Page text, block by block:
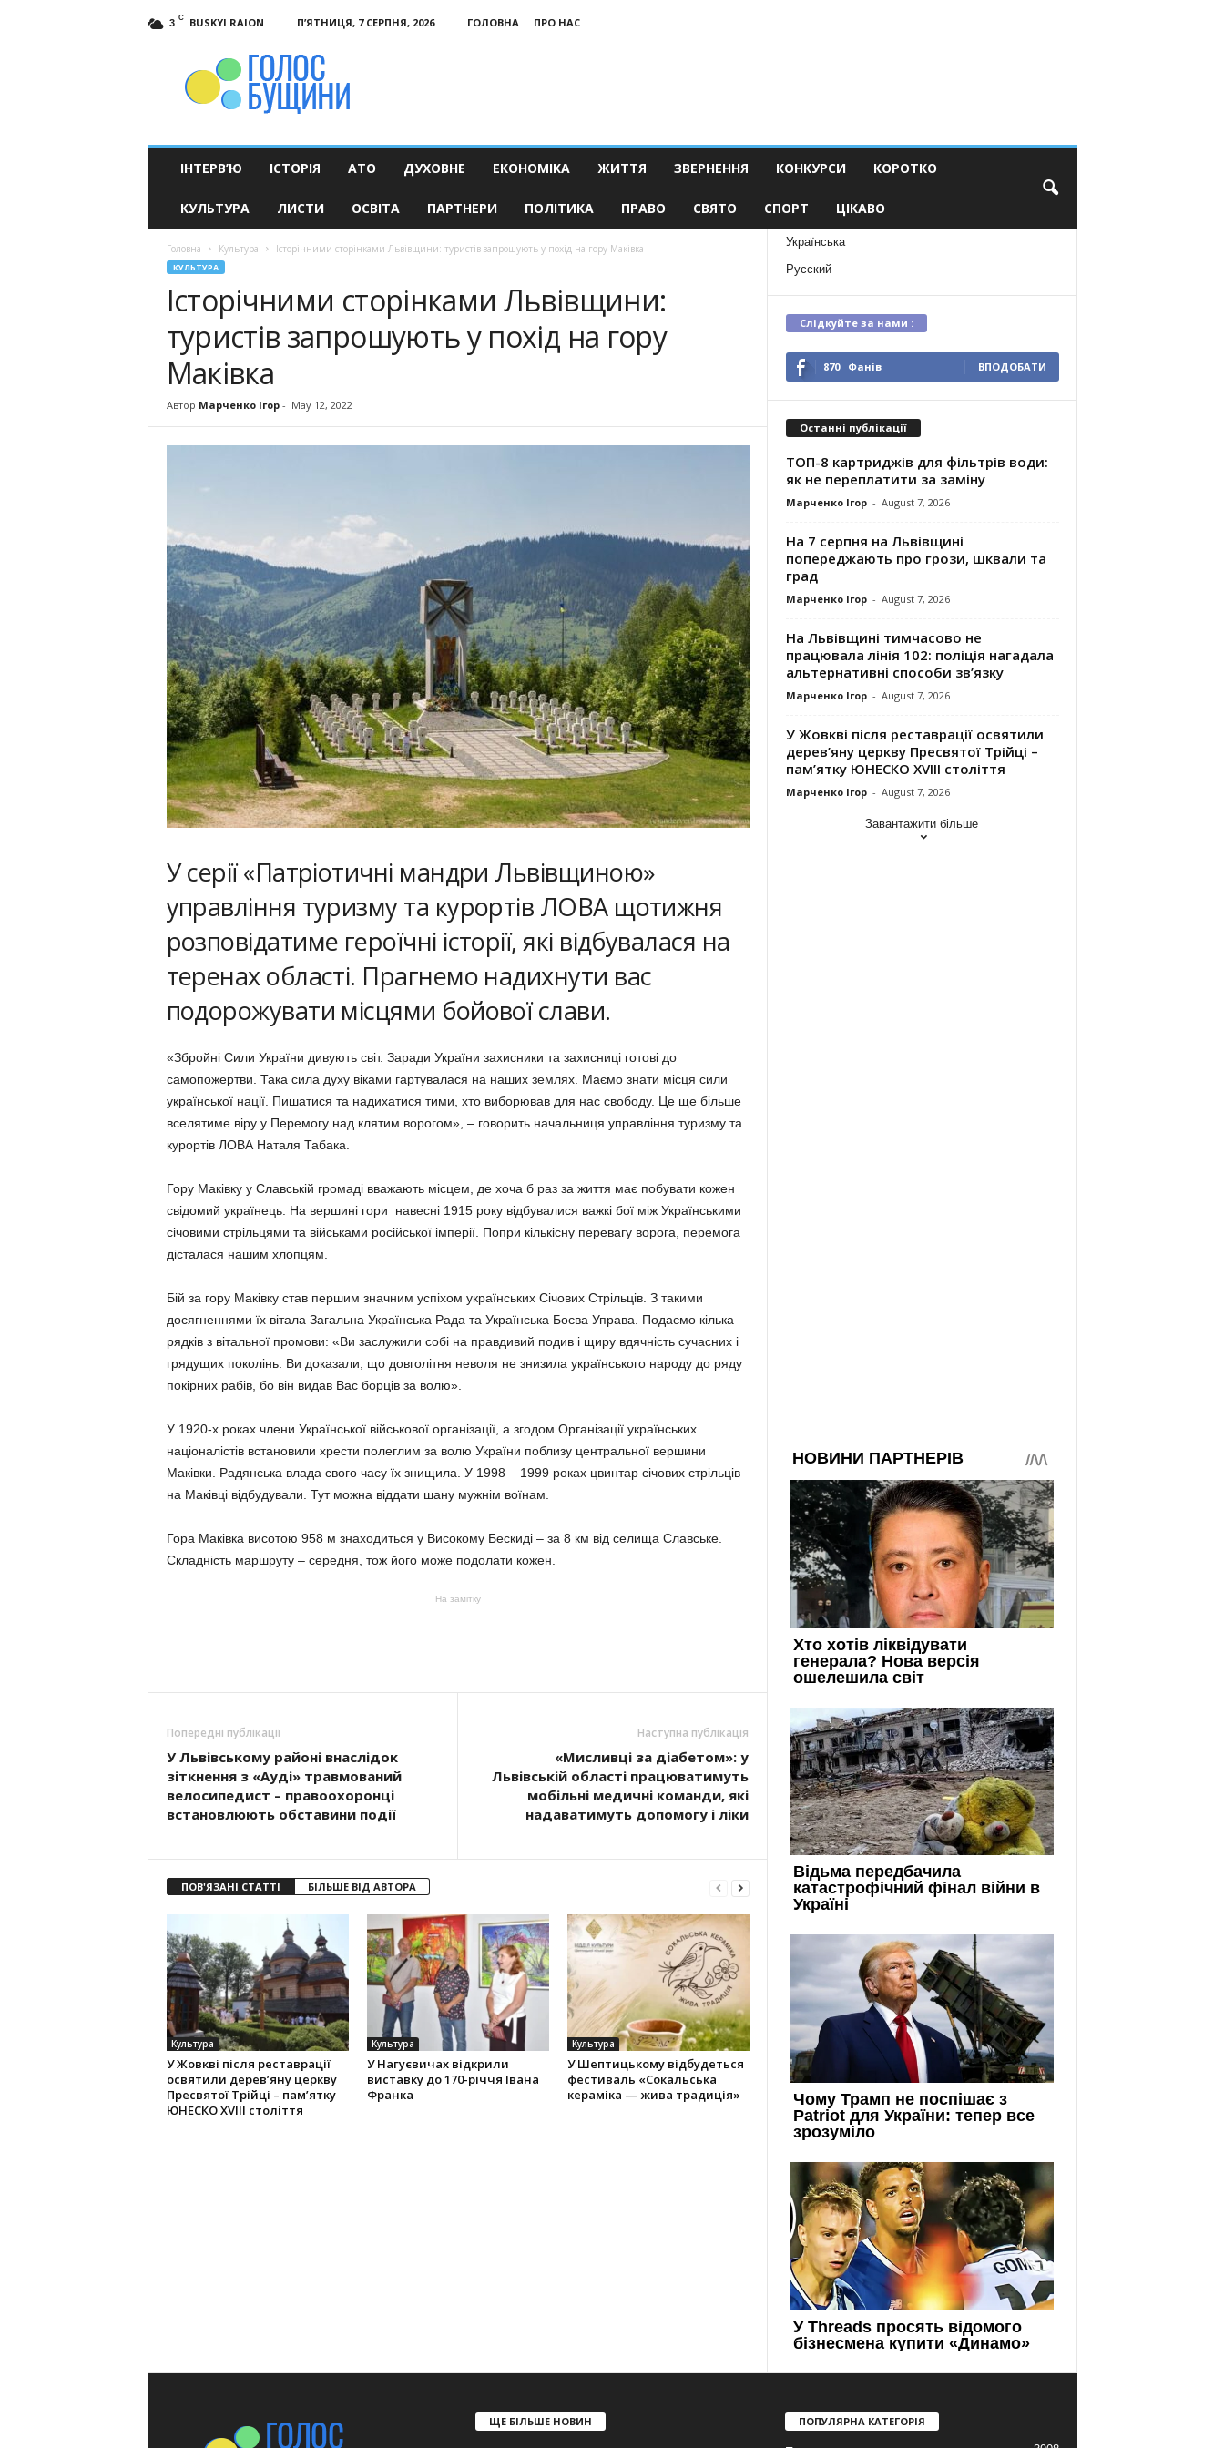
3 C BUSKYI RAION П’ЯТНИЦЯ, 7 СЕРПНЯ, 2026 ГОЛОВНА
ПРО НАС
ІНТЕРВ’Ю ІСТОРІЯ АТО ДУХОВНЕ ЕКОНОМІКА ЖИТТЯ ЗВЕРНЕННЯ КОНКУРСИ КОРОТКО
КУЛЬТУРА ЛИСТИ ОСВІТА ПАРТНЕРИ ПОЛІТИКА ПРАВО СВЯТО СПОРТ ЦІКАВО
Головна Культура Історічними сторінками Львівщини: туристів запрошують у похід на гору Маківка
КУЛЬТУРА
Історічними сторінками Львівщини:
туристів запрошують у похід на гору
Маківка
Автор Марченко Ігор- May 12, 2022
У серії «Патріотичні мандри Львівщиною»
управління туризму та курортів ЛОВА щотижня
розповідатиме героїчні історії, які відбувалася на
теренах області. Прагнемо надихнути вас
подорожувати місцями бойової слави.
«Збройні Сили України дивують світ. Заради України захисники та захисниці готові до
самопожертви. Така сила духу віками гартувалася на наших землях. Маємо знати місця сили
української нації. Пишатися та надихатися тими, хто виборював для нас свободу. Це ще більше
вселятиме віру у Перемогу над клятим ворогом», – говорить начальниця управління туризму та
курортів ЛОВА Наталя Табака.
Гору Маківку у Славській громаді вважають місцем, де хоча б раз за життя має побувати кожен
свідомий українець. На вершині гори навесні 1915 року відбувалися важкі бої між Українськими
січовими стрільцями та військами російської імперії. Попри кількісну перевагу ворога, перемога
дісталася нашим хлопцям.
Бій за гору Маківку став першим значним успіхом українських Січових Стрільців. З такими
досягненнями їх вітала Загальна Українська Рада та Українська Боєва Управа. Подаємо кілька
рядків з вітальної промови: «Ви заслужили собі на правдивий подив і щиру вдячність сучасних і
грядущих поколінь. Ви доказали, що довголітня неволя не знизила українського народу до ряду
покірних рабів, бо він видав Вас борців за волю».
У 1920-х роках члени Української військової організації, а згодом Організації українських
націоналістів встановили хрести полеглим за волю України поблизу центральної вершини
Маківки. Радянська влада свого часу їх знищила. У 1998 – 1999 роках цвинтар січових стрільців
на Маківці відбудували. Тут можна віддати шану мужнім воїнам.
Гора Маківка висотою 958 м знаходиться у Високому Бескиді – за 8 км від селища Славське.
Складність маршруту – середня, тож його може подолати кожен.
На замітку
Попередні публікації
У Львівському районі внаслідок
зіткнення з «Ауді» травмований
велосипедист – правоохоронці
встановлюють обставини події
Наступна публікація
«Мисливці за діабетом»: у
Львівській області працюватимуть
мобільні медичні команди, які
надаватимуть допомогу і ліки
ПОВ'ЯЗАНІ СТАТТІ БІЛЬШЕ ВІД АВТОРА
Культура
У Жовкві після реставрації
освятили дерев’яну церкву
Пресвятої Трійці – пам’ятку
ЮНЕСКО XVIII століття
Культура
У Нагуєвичах відкрили
виставку до 170-річчя Івана
Франка
Культура
У Шептицькому відбудеться
фестиваль «Сокальська
кераміка — жива традиція»
Українська
Русский
Слідкуйте за нами :
870 Фанів ВПОДОБАТИ
Останні публікації
ТОП-8 картриджів для фільтрів води:
як не переплатити за заміну
Марченко Ігор - August 7, 2026
На 7 серпня на Львівщині
попереджають про грози, шквали та
град
Марченко Ігор - August 7, 2026
На Львівщині тимчасово не
працювала лінія 102: поліція нагадала
альтернативні способи зв’язку
Марченко Ігор - August 7, 2026
У Жовкві після реставрації освятили
дерев’яну церкву Пресвятої Трійці –
пам’ятку ЮНЕСКО XVIII століття
Марченко Ігор - August 7, 2026
Завантажити більше
ЩЕ БІЛЬШЕ НОВИН ПОПУЛЯРНА КАТЕГОРІЯ